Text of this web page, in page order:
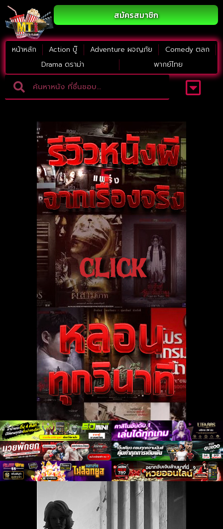
สมัครสมาชิก
หน้าหลัก Action บู๊ Adventure ผจญภัย
Comedy ตลก
Drama ดราม่า
พากย์ไทย